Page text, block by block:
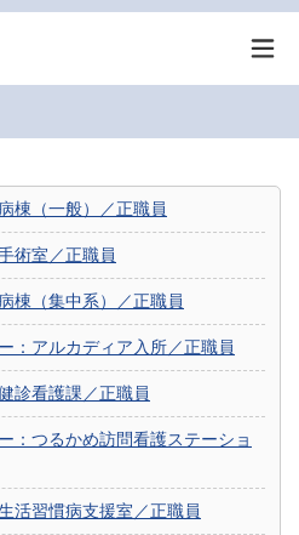
棟（一般）／正職員
術室／正職員
棟（集中系）／正職員
：アルカディア入所／正職員
診看護課／正職員
：つるかめ訪問看護ステーショ
活習慣病支援室／正職員